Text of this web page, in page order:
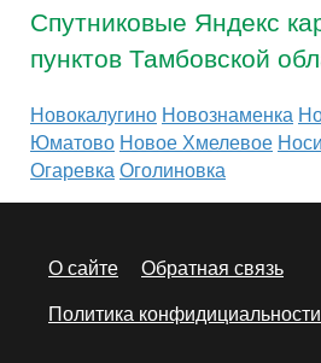
Спутниковые Яндекс
пунктов Тамбовской
Новокалугино Новознаменка
Юматово Новое Хмелевое
Огаревка Оголиновка
О сайте
Обратная связь
Политика конфидициальности